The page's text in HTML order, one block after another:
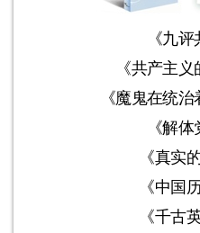
《九评
《共产主义
《魔鬼在统治
《解体
《真实
《中国
《千古